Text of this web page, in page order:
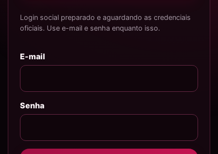
Login social preparado e aguardando as credenciais
oficiais. Use e-mail e senha enquanto isso.
E-mail
Senha